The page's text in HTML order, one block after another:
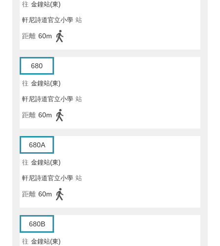
往 金鐘站(東)
軒尼詩道官立小學 站
距離 60m
680
往 金鐘站(東)
軒尼詩道官立小學 站
距離 60m
680A
往 金鐘站(東)
軒尼詩道官立小學 站
距離 60m
680B
往 金鐘站(東)